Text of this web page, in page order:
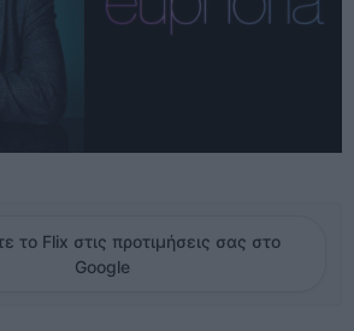
το Flix στις προτιμήσεις σας στο
Google